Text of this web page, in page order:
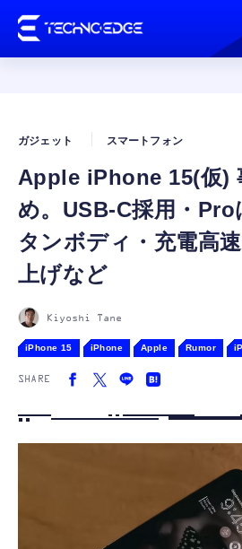
AI
ガジェッ
カルチャ
FOLLOW US
Apple iPhone 15(仮)
め。USB-C採用・Pro
タンボディ・充電高
上げなど
ガジェット スマートフォン
Kiyoshi Tane
iPhone 15 iPhone Apple Rumor
SHARE